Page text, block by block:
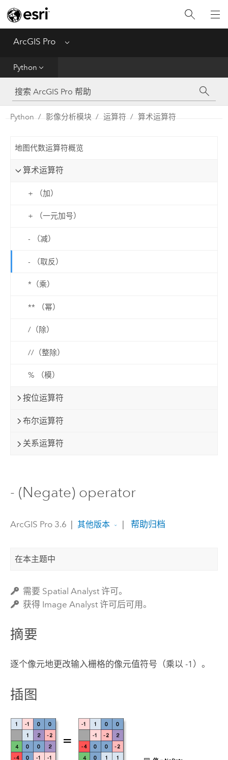
ArcGIS Pro Menu
Python
工具参考
Python
Python 影像分析模块 运算符 算术运算符
地图代数运算符概览
算术运算符
+ （加）
+ （一元加号）
- （减）
- （取反）
*（乘）
** （幂）
/（除）
//（整除）
% （模）
按位运算符
布尔运算符
关系运算符
- (Negate) operator
ArcGIS Pro 3.6 其他版本 帮助归档
在本主题中
需要 Spatial Analyst 许可。
获得 Image Analyst 许可后可用。
摘要
逐个像元地更改输入栅格的像元值符号（乘以 -1）。
插图